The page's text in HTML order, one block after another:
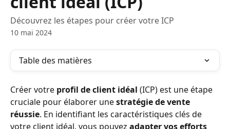
Découvrez les étapes pour créer votre ICP
10 mai 2024
Table des matières
Créer votre profil de client idéal (ICP) est une étape
cruciale pour élaborer une stratégie de vente
réussie. En identifiant les caractéristiques clés de
votre client idéal, vous pouvez adapter vos efforts